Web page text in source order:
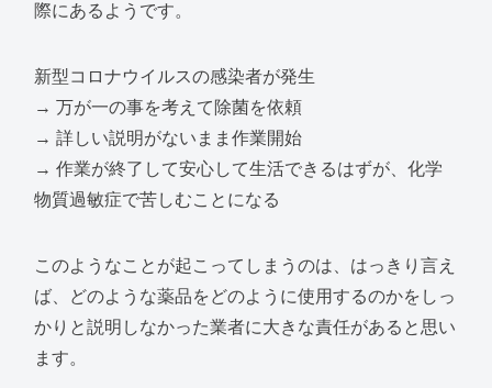
際にあるようです。
新型コロナウイルスの感染者が発生
→ 万が一の事を考えて除菌を依頼
→ 詳しい説明がないまま作業開始
→ 作業が終了して安心して生活できるはずが、化学
物質過敏症で苦しむことになる
このようなことが起こってしまうのは、はっきり言え
ば、どのような薬品をどのように使用するのかをしっ
かりと説明しなかった業者に大きな責任があると思い
ます。